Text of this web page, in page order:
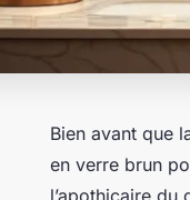
Bien avant que
en verre brun